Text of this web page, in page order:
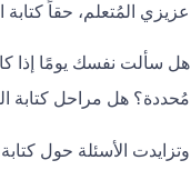
عزيزي المُتعلم، حقاً
هل سألت نفسك يومًا إذا
مُحددة؟ هل مراحل كتابة
وتزايدت الأسئلة حول